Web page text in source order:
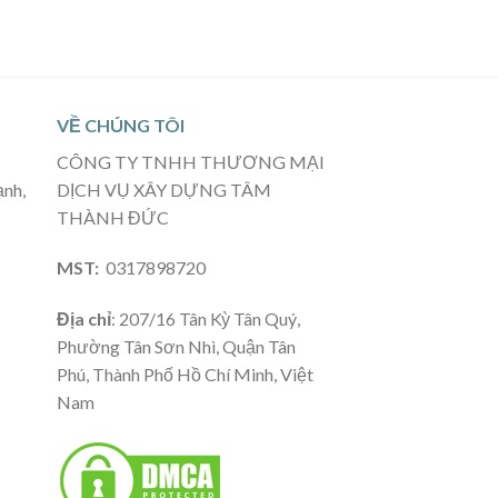
VỀ CHÚNG TÔI
CÔNG TY TNHH THƯƠNG MẠI
DỊCH VỤ XÂY DỰNG TÂM
THÀNH ĐỨC
MST: 0317898720
Địa chỉ: 207/16 Tân Kỳ Tân Quý,
Phường Tân Sơn Nhì, Quận Tân
Phú, Thành Phố Hồ Chí Minh, Việt
Nam